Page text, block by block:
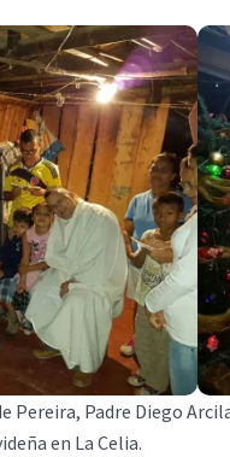
Pereira, Padre Diego
en La Celia.